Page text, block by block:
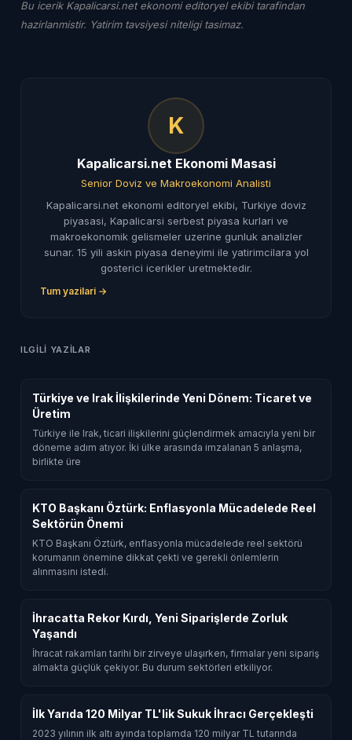
Bu icerik Kapalicarsi.net ekonomi editoryel ekibi tarafindan
hazirlanmistir. Yatirim tavsiyesi niteligi tasimaz.
K
Kapalicarsi.net Ekonomi Masasi
Senior Doviz ve Makroekonomi Analisti
Kapalicarsi.net ekonomi editoryel ekibi, Turkiye doviz
piyasasi, Kapalicarsi serbest piyasa kurlari ve
makroekonomik gelismeler uzerine gunluk analizler
sunar. 15 yili askin piyasa deneyimi ile yatirimcilara yol
gosterici icerikler uretmektedir.
Tum yazilari →
ILGILI YAZILAR
Türkiye ve Irak İlişkilerinde Yeni Dönem: Ticaret ve
Üretim
Türkiye ile Irak, ticari ilişkilerini güçlendirmek amacıyla yeni bir
döneme adım atıyor. İki ülke arasında imzalanan 5 anlaşma,
birlikte üre
KTO Başkanı Öztürk: Enflasyonla Mücadelede Reel
Sektörün Önemi
KTO Başkanı Öztürk, enflasyonla mücadelede reel sektörü
korumanın önemine dikkat çekti ve gerekli önlemlerin
alınmasını istedi.
İhracatta Rekor Kırdı, Yeni Siparişlerde Zorluk
Yaşandı
İhracat rakamları tarihi bir zirveye ulaşırken, firmalar yeni sipariş
almakta güçlük çekiyor. Bu durum sektörleri etkiliyor.
İlk Yarıda 120 Milyar TL'lik Sukuk İhracı Gerçekleşti
2023 yılının ilk altı ayında toplamda 120 milyar TL tutarında